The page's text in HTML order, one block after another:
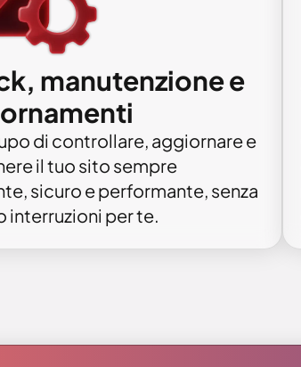
manutenzione e
di controllare, aggiornare e
il tuo sito sempre
sicuro e performante, senza
interruzioni per te.